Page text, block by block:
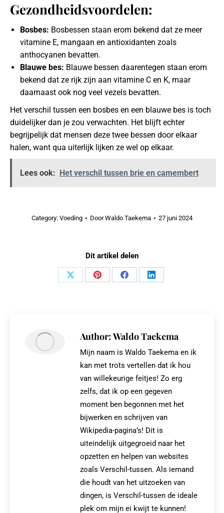
Gezondheidsvoordelen:
Bosbes: Bosbessen staan erom bekend dat ze meer
vitamine E, mangaan en antioxidanten zoals
anthocyanen bevatten.
Blauwe bes: Blauwe bessen daarentegen staan erom
bekend dat ze rijk zijn aan vitamine C en K, maar
daarnaast ook nog veel vezels bevatten.
Het verschil tussen een bosbes en een blauwe bes is toch
duidelijker dan je zou verwachten. Het blijft echter
begrijpelijk dat mensen deze twee bessen door elkaar
halen, want qua uiterlijk lijken ze wel op elkaar.
Lees ook: Het verschil tussen brie en camembert
Category: Voeding DoorWaldo Taekema 27 juni 2024
Dit artikel delen
Share
Share
Share
Share
Author: Waldo Taekema
Mijn naam is Waldo Taekema en ik
kan met trots vertellen dat ik hou
van willekeurige feitjes! Zo erg
zelfs, dat ik op een gegeven
moment ben begonnen met het
bijwerken en schrijven van
Wikipedia-pagina’s! Dit is
uiteindelijk uitgegroeid naar het
opzetten en helpen van websites
zoals Verschil-tussen. Als iemand
die houdt van het uitzoeken van
dingen, is Verschil-tussen de ideale
plek om mijn ei kwijt te kunnen!